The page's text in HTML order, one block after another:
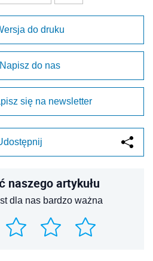
do druku
Napisz do nas
się na newsletter
naszego artykułu
dla nas bardzo ważna